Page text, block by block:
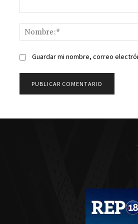
Guardar mi nombre, correo